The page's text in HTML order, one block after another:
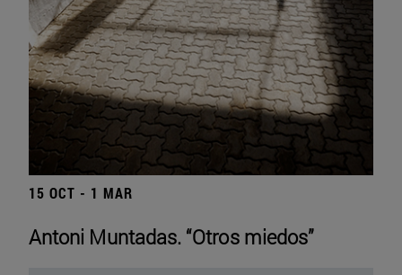
15 OCT - 1 MAR
Antoni Muntadas. “Otros miedos”